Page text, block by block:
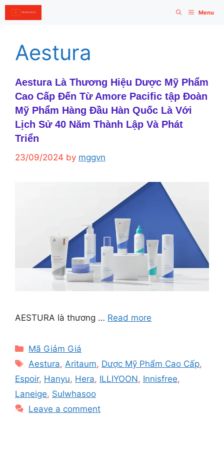
Skip
to
Menu
Aestura
Aestura Là Thương Hiệu Dược Mỹ Phẩm
Cao Cấp Đến Từ Amore Pacific tập Đoàn
Mỹ Phẩm Hàng Đầu Hàn Quốc Là Với
Lịch Sử 40 Năm Thành Lập Và Phát
Triển
23/09/2024 by mggvn
AESTURA là thương … Read more
Categories
Mã Giảm Giá
Tags
Aestura, Aritaum, Dược Mỹ Phẩm Cao Cấp,
Espoir, Hanyu, Hera, ILLIYOON, Innisfree,
Laneige, Sulwhasoo
Leave a comment